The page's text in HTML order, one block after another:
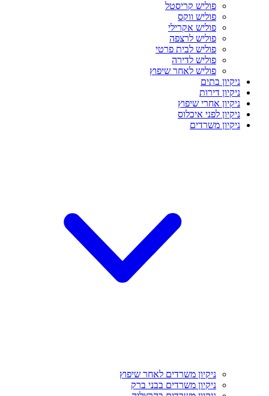
פוליש קריסטל
פוליש ווקס
פוליש אקרילי
פוליש לרצפה
פוליש לבית פרטי
פוליש לדירה
פוליש לאחר שיפוץ
ניקיון בתים
ניקיון דירות
ניקיון אחרי שיפוץ
ניקיון לפני איכלוס
ניקיון משרדים
ניקיון משרדים לאחר שיפוץ
ניקיון משרדים בבני ברק